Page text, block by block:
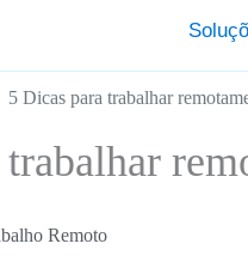
5 Dicas para trabalhar
Remoto